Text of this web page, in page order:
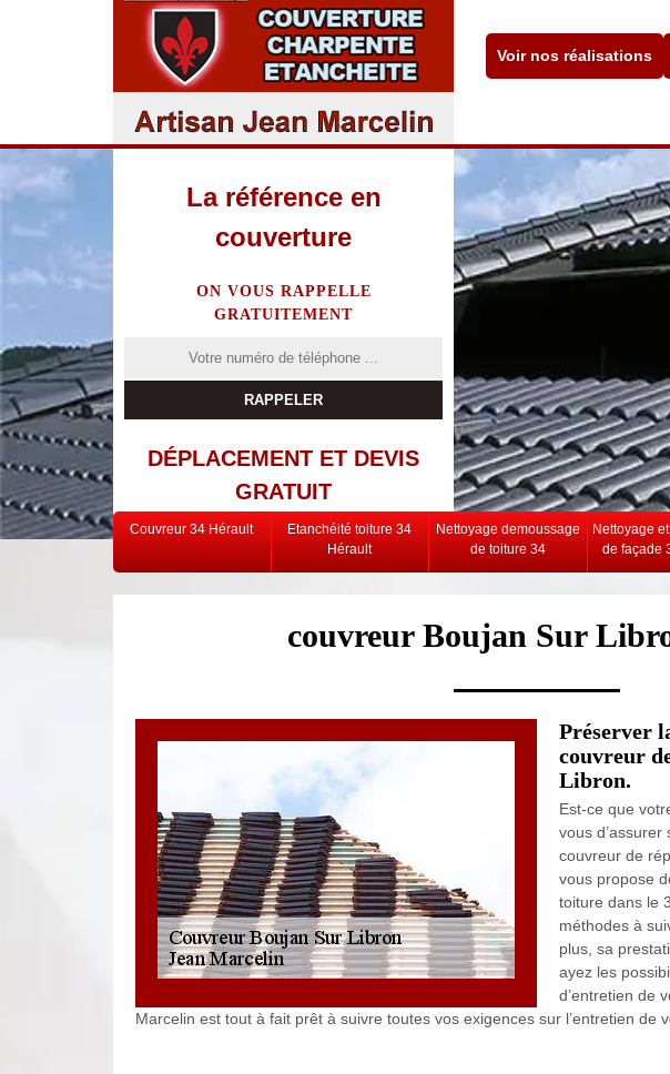
Voir nos réalisations
La référence en
couverture
ON VOUS RAPPELLE
GRATUITEMENT
DÉPLACEMENT ET DEVIS
GRATUIT
Couvreur 34 Hérault
Etanchéité toiture 34
Hérault
Nettoyage demoussage
de toiture 34
Nettoyage
de façade
couvreur Boujan Sur
Préserver
couvreur
Libron.
Est-ce que
vous
couvreur de
vous propose
toiture dans le
méthodes à
plus, sa
ayez les
d’entretien de
Marcelin est tout à fait prêt à suivre toutes vos exigences sur l’entretien de